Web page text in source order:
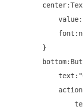
            font:
            text: